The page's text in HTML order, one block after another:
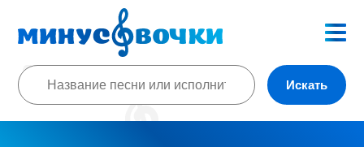
Искать